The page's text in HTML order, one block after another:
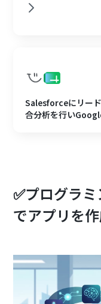
Salesforceにリー
合分析を行い
✅プログラ
でアプリを